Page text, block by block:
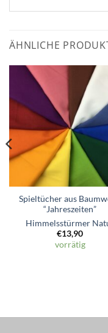
ÄHNLICHE
Spieltücher aus
“Jahreszeiten”
Himmelsstürmer
€13,90
vorrätig